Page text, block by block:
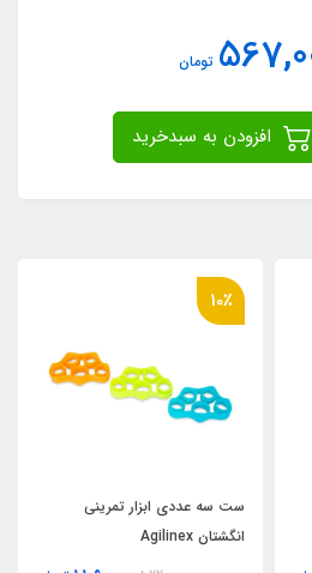
تومان
ست سه عددی ابزار تمرینی
انگشتان Agilinex
10٪